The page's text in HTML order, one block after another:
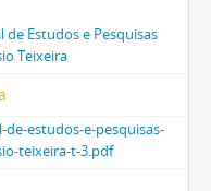
Estudos e Pesquisas
Teixeira
estudos-e-pesquisas-
teixeira-t-3.pdf